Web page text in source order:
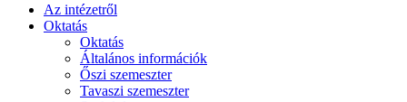
Az intézetről
Oktatás
Oktatás
Általános információk
Őszi szemeszter
Tavaszi szemeszter